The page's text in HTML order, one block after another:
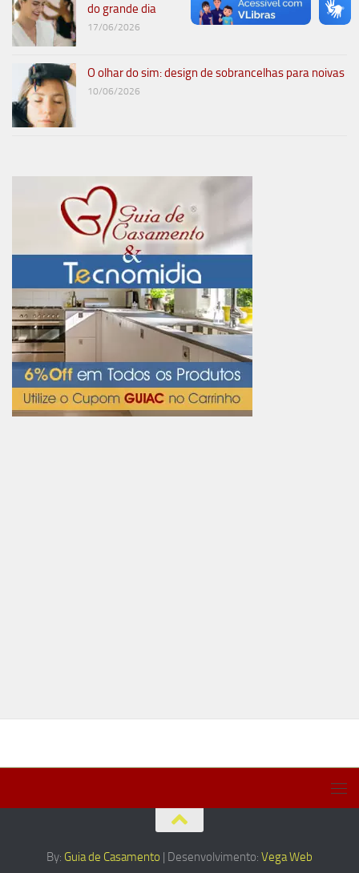
do grande dia
17/06/2026
O olhar do sim: design de sobrancelhas para noivas
10/06/2026
By: Guia de Casamento | Desenvolvimento: Vega Web